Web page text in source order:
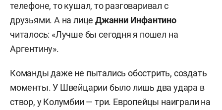
телефоне, то кушал, то разговаривал с
друзьями. А на лицеДжанни Инфантино
читалось: «Лучше бы сегодня я пошел на
Аргентину».
Команды даже не пытались обострить, создать
моменты. У Швейцарии было лишь два удара в
створ, у Колумбии — три. Европейцы наиграли на